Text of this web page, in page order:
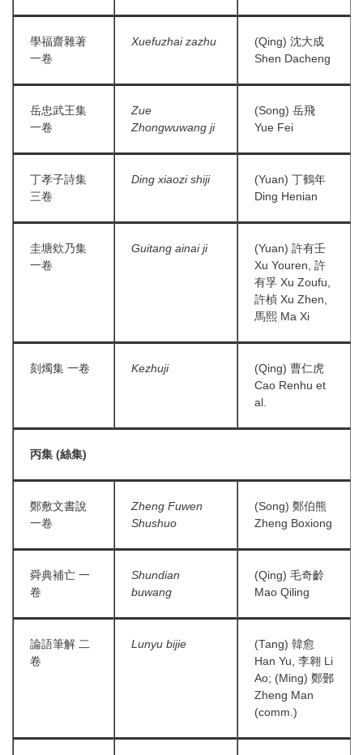
學福齋雜著
一卷
Xuefuzhai zazhu
(Qing) 沈大成
Shen Dacheng
岳忠武王集
一卷
Zue
Zhongwuwang ji
(Song) 岳飛
Yue Fei
丁孝子詩集
三卷
Ding xiaozi shiji
(Yuan) 丁鶴年
Ding Henian
圭塘欸乃集
一卷
Guitang ainai ji
(Yuan) 許有壬
Xu Youren, 許
有孚 Xu Zoufu,
許楨 Xu Zhen,
馬熙 Ma Xi
刻燭集 一卷 Kezhuji
(Qing) 曹仁虎
Cao Renhu et
al.
丙集 (絲集)
鄭敷文書說
一卷
Zheng Fuwen
Shushuo
(Song) 鄭伯熊
Zheng Boxiong
舜典補亡 一
卷
Shundian
buwang
(Qing) 毛奇齡
Mao Qiling
論語筆解 二
卷
Lunyu bijie
(Tang) 韓愈
Han Yu, 李翱 Li
Ao; (Ming) 鄭鄤
Zheng Man
(comm.)